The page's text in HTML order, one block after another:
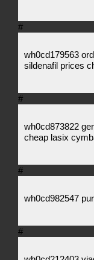
#
wh0cd179563
sildenafil prices
#
wh0cd873822
cheap lasix
#
wh0cd982547
#